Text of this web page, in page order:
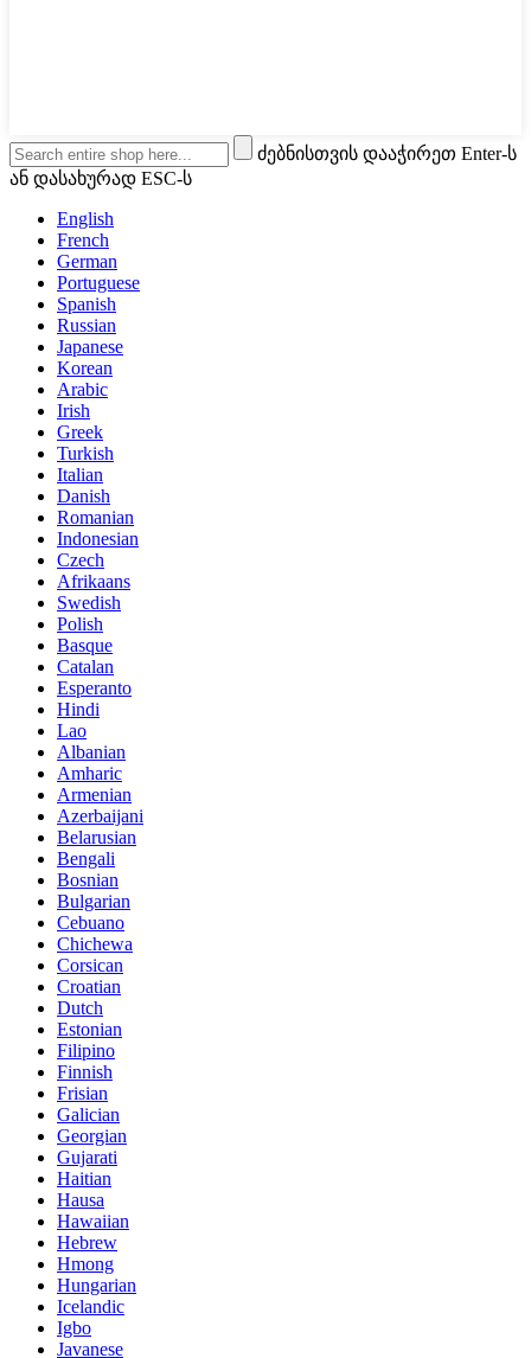
ძებნისთვის დააჭირეთ Enter-ს
ან დასახურად ESC-ს
English
French
German
Portuguese
Spanish
Russian
Japanese
Korean
Arabic
Irish
Greek
Turkish
Italian
Danish
Romanian
Indonesian
Czech
Afrikaans
Swedish
Polish
Basque
Catalan
Esperanto
Hindi
Lao
Albanian
Amharic
Armenian
Azerbaijani
Belarusian
Bengali
Bosnian
Bulgarian
Cebuano
Chichewa
Corsican
Croatian
Dutch
Estonian
Filipino
Finnish
Frisian
Galician
Georgian
Gujarati
Haitian
Hausa
Hawaiian
Hebrew
Hmong
Hungarian
Icelandic
Igbo
Javanese